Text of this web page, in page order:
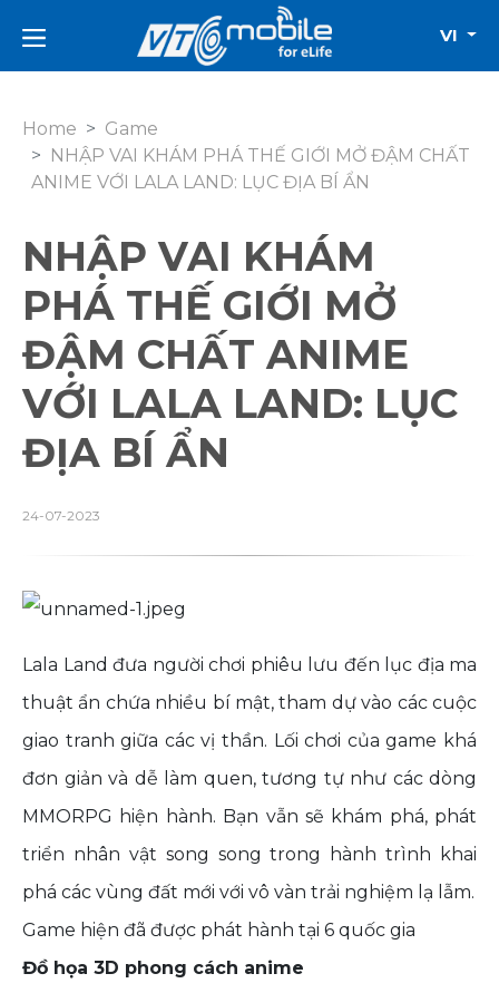
VI
Home
Game
NHẬP VAI KHÁM PHÁ THẾ GIỚI MỞ ĐẬM CHẤT
ANIME VỚI LALA LAND: LỤC ĐỊA BÍ ẨN
NHẬP VAI KHÁM
PHÁ THẾ GIỚI MỞ
ĐẬM CHẤT ANIME
VỚI LALA LAND: LỤC
ĐỊA BÍ ẨN
24-07-2023
Lala Land đưa người chơi phiêu lưu đến lục địa ma
thuật ẩn chứa nhiều bí mật, tham dự vào các cuộc
giao tranh giữa các vị thần. Lối chơi của game khá
đơn giản và dễ làm quen, tương tự như các dòng
MMORPG hiện hành. Bạn vẫn sẽ khám phá, phát
triển nhân vật song song trong hành trình khai
phá các vùng đất mới với vô vàn trải nghiệm lạ lẫm.
Game hiện đã được phát hành tại 6 quốc gia
Đồ họa 3D phong cách anime